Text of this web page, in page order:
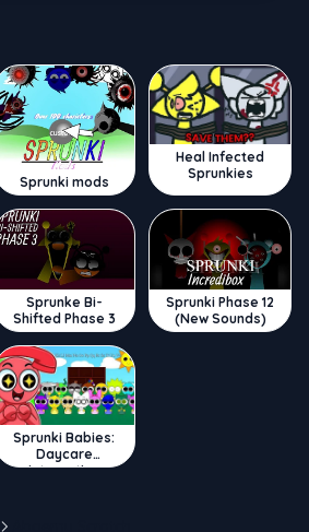
Sprunki mods
Heal Infected
Sprunkies
Sprunke Bi-
Shifted Phase 3
Sprunki Phase 12
(New Sounds)
Sprunki Babies:
Daycare
Interactive